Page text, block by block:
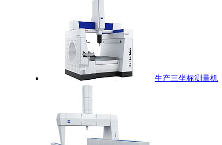
生产三坐标测量机